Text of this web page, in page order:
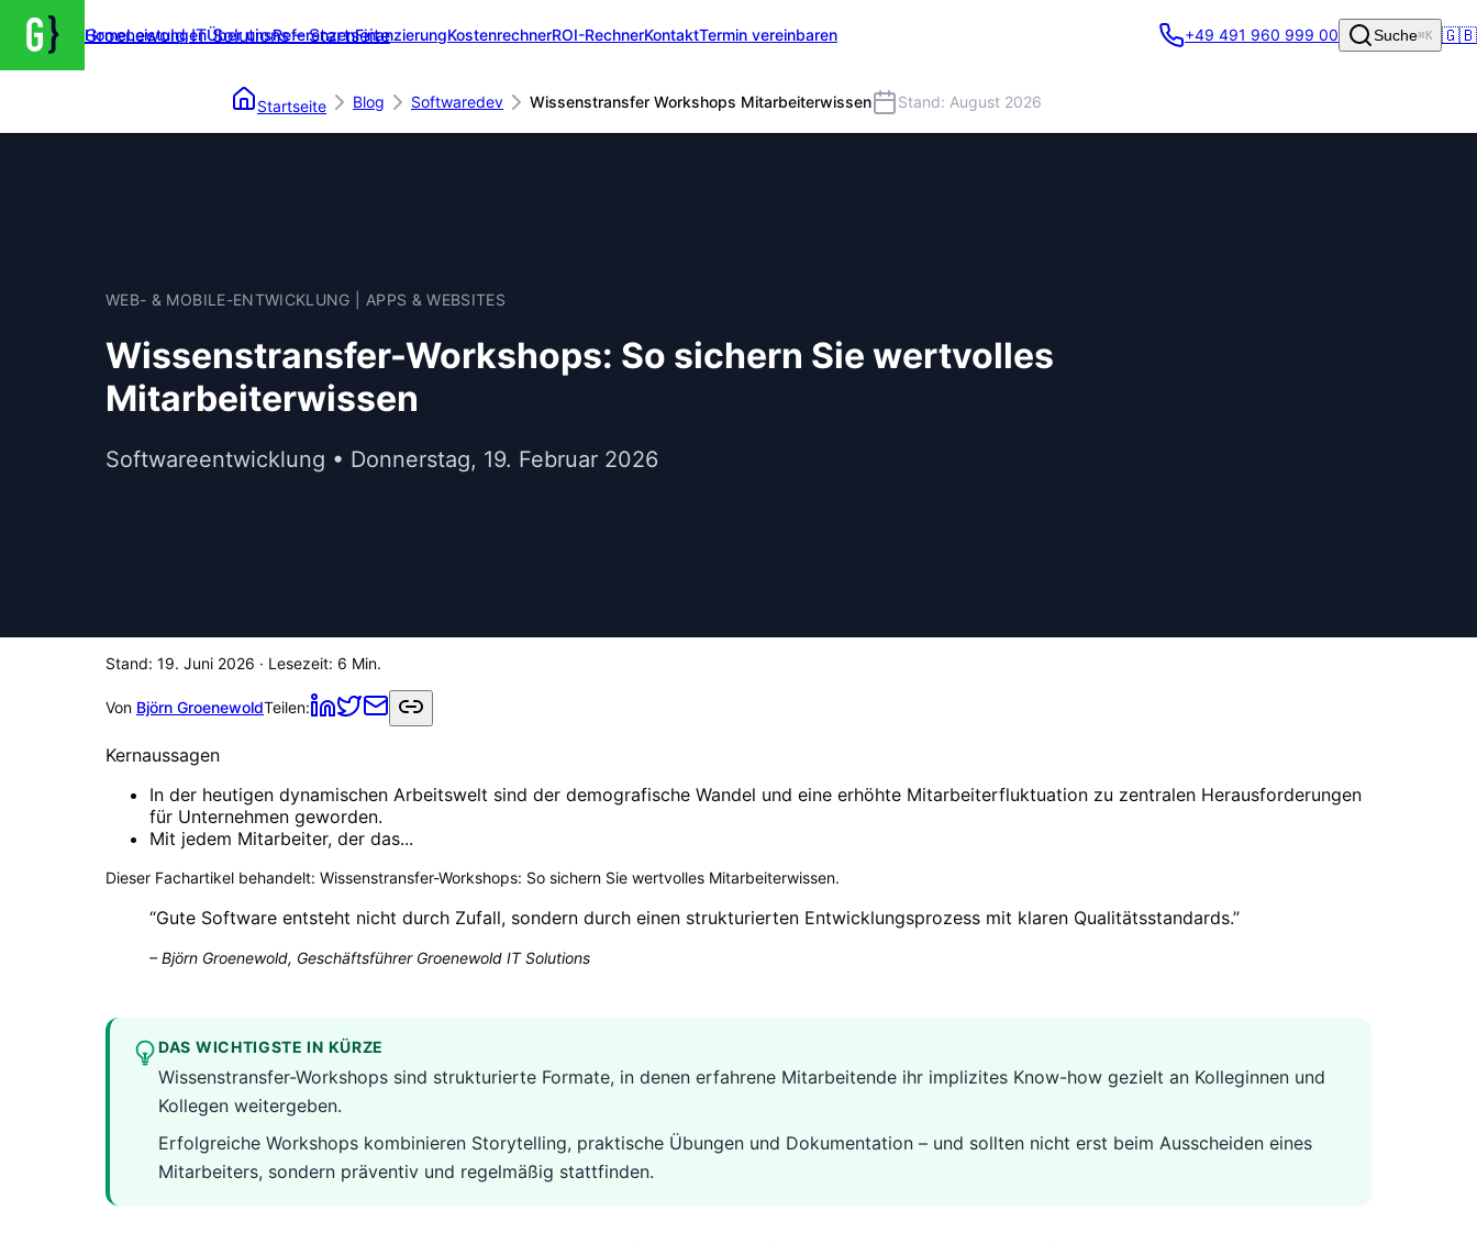
Groenewold IT Solutions – Startseite
HomeLeistungenÜber unsReferenzenFinanzierungKostenrechnerROI-RechnerKontaktTermin vereinbaren
Startseite Blog Softwaredev Wissenstransfer Workshops Mitarbeiterwissen Stand: August 2026
+49 491 960 999 00 Suche⌘K 🇬🇧
WEB- & MOBILE-ENTWICKLUNG | APPS & WEBSITES
Wissenstransfer-Workshops: So sichern Sie wertvolles
Mitarbeiterwissen
Softwareentwicklung • Donnerstag, 19. Februar 2026
Stand: 19. Juni 2026 · Lesezeit: 6 Min.
Von Björn GroenewoldTeilen:
Kernaussagen
In der heutigen dynamischen Arbeitswelt sind der demografische Wandel und eine erhöhte Mitarbeiterfluktuation zu zentralen Herausforderungen
für Unternehmen geworden.
Mit jedem Mitarbeiter, der das...
Dieser Fachartikel behandelt: Wissenstransfer-Workshops: So sichern Sie wertvolles Mitarbeiterwissen.
“Gute Software entsteht nicht durch Zufall, sondern durch einen strukturierten Entwicklungsprozess mit klaren Qualitätsstandards.”
–Björn Groenewold, Geschäftsführer Groenewold IT Solutions
DAS WICHTIGSTE IN KÜRZE
Wissenstransfer-Workshops sind strukturierte Formate, in denen erfahrene Mitarbeitende ihr implizites Know-how gezielt an Kolleginnen und
Kollegen weitergeben.
Erfolgreiche Workshops kombinieren Storytelling, praktische Übungen und Dokumentation – und sollten nicht erst beim Ausscheiden eines
Mitarbeiters, sondern präventiv und regelmäßig stattfinden.